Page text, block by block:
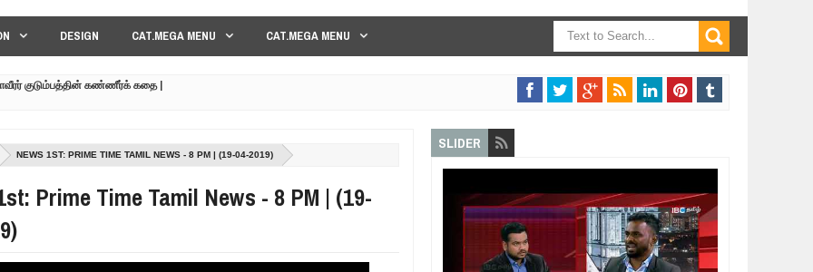
DESIGN CAT.MEGA MENU CAT.MEGA MENU
குடும்பத்தின் கண்ணீர்க் கதை |
| GENEVA LIVE PART-03 | SRI LANKA
THE TAMIL EELAM CAUSE TAMIL NEWS LIVE
கண்ணீர் கதை !!
NEWS 1ST: PRIME TIME TAMIL NEWS - 8 PM | (19-04-2019)
Prime Time Tamil News - 8 PM | (19-
SLIDER